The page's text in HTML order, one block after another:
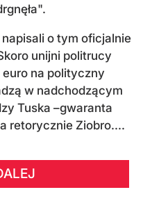
o tym oficjalnie
unijni politrucy
na polityczny
w nadchodzącym
Tuska –gwaranta
retorycznie Ziobro....